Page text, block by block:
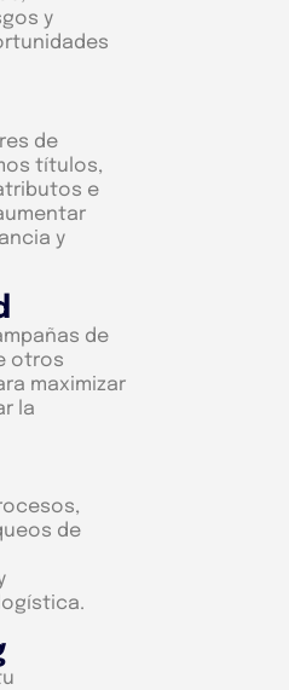
y
de
títulos,
e
y
de
otros
maximizar
la
de